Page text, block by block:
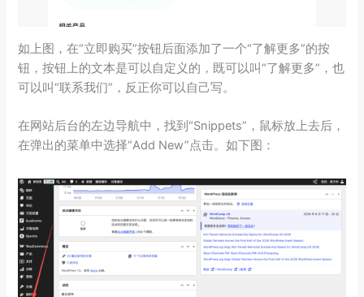
如上图，在“立即购买”按钮后面添加了一个“了解更多”的按
钮，按钮上的文本是可以自定义的，既可以叫“了解更多”，也
可以叫“联系我们”，反正你可以自己写。
在网站后台的左边导航中，找到“Snippets”，鼠标放上去后，
在弹出的菜单中选择“Add New”点击。如下图：